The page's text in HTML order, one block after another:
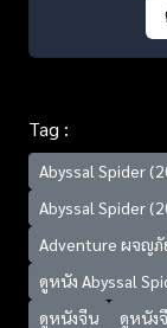
Tag :
Abyssal Spider
Abyssal Spider
Adventure ผจญภั
ดูหนัง Abyssal
ดูหนังจีน
ดูหนัง